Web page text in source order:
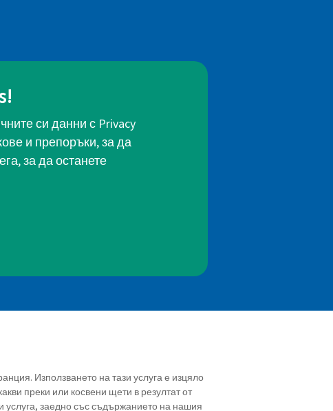
си данни с Privacy
и препоръки, за да
за да останете
Използването на тази услуга е изцяло
преки или косвени щети в резултат от
услуга, заедно със съдържанието на нашия